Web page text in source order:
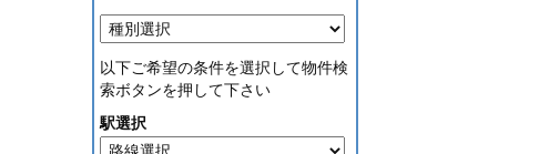
以下ご希望の条件を選択して物件検
索ボタンを押して下さい
駅選択